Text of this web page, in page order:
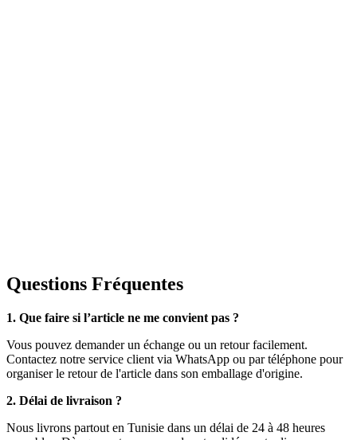
Questions Fréquentes
1. Que faire si l’article ne me convient pas ?
Vous pouvez demander un échange ou un retour facilement.
Contactez notre service client via WhatsApp ou par téléphone pour
organiser le retour de l'article dans son emballage d'origine.
2. Délai de livraison ?
Nous livrons partout en Tunisie dans un délai de 24 à 48 heures